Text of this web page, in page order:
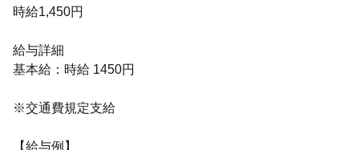
時給1,450円
給与詳細
基本給：時給 1450円
※交通費規定支給
【給与例】